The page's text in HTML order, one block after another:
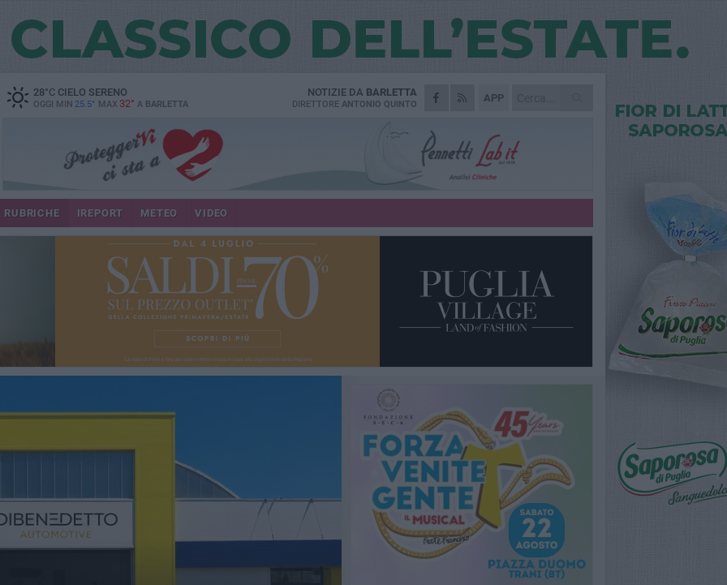
28°CCIELO SERENO
OGGI MIN 25.5° MAX 32° A BARLETTA
APP
NOTIZIE DA BARLETTA
DIRETTORE ANTONIO QUINTO
RUBRICHE IREPORT METEO VIDEO